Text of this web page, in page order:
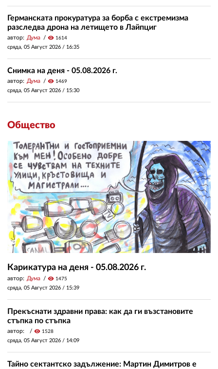
Германската прокуратура за борба с екстремизма
разследва дрона на летището в Лайпциг
автор: Дума visibility 1614
сряда, 05 Август 2026 / 16:35
Снимка на деня - 05.08.2026 г.
автор: Дума visibility 1469
сряда, 05 Август 2026 / 15:30
Общество
Карикатура на деня - 05.08.2026 г.
автор: Дума visibility 1475
сряда, 05 Август 2026 / 15:39
Прекъснати здравни права: как да ги възстановите
стъпка по стъпка
автор: visibility 1528
сряда, 05 Август 2026 / 14:09
Тайно сектантско задължение: Мартин Димитров е